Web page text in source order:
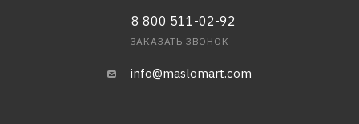
8 800 511-02-92
ЗАКАЗАТЬ ЗВОНОК
info@maslomart.com